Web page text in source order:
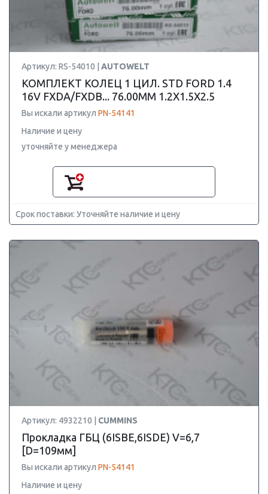
Артикул: RS-54010 | AUTOWELT
КОМПЛЕКТ КОЛЕЦ 1 ЦИЛ. STD FORD 1.4
16V FXDA/FXDB... 76.00MM 1.2X1.5X2.5
Вы искали артикул PN-54141
Наличие и цену
уточняйте у менеджера
Срок поставки: Уточняйте наличие и цену
Артикул: 4932210 | CUMMINS
Прокладка ГБЦ (6ISBE,6ISDE) V=6,7
[D=109мм]
Вы искали артикул PN-54141
Наличие и цену